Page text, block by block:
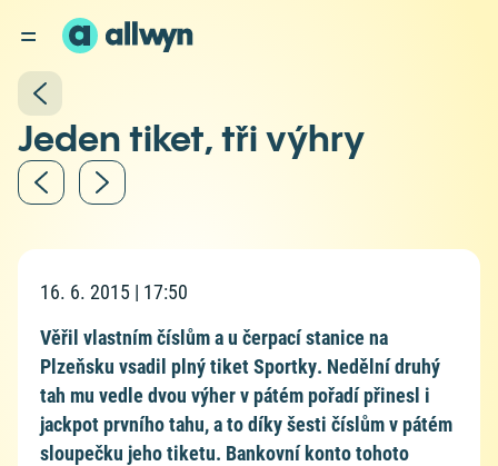
Jeden tiket, tři výhry
16. 6. 2015 | 17:50
Věřil vlastním číslům a u čerpací stanice na
Plzeňsku vsadil plný tiket Sportky. Nedělní druhý
tah mu vedle dvou výher v pátém pořadí přinesl i
jackpot prvního tahu, a to díky šesti číslům v pátém
sloupečku jeho tiketu. Bankovní konto tohoto